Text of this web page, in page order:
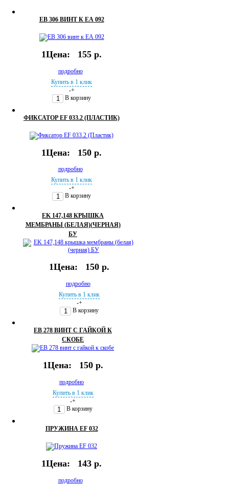
EB 306 ВИНТ К ЕА 092
1Цена: 155 р.
подробно
Купить в 1 клик
-+
В корзину
ФИКСАТОР EF 033.2 (ПЛАСТИК)
1Цена: 150 р.
подробно
Купить в 1 клик
-+
В корзину
EK 147,148 КРЫШКА
МЕМБРАНЫ (БЕЛАЯ)(ЧЕРНАЯ)
БУ
1Цена: 150 р.
подробно
Купить в 1 клик
-+
В корзину
EB 278 ВИНТ С ГАЙКОЙ К
СКОБЕ
1Цена: 150 р.
подробно
Купить в 1 клик
-+
В корзину
ПРУЖИНА EF 032
1Цена: 143 р.
подробно